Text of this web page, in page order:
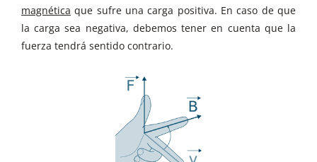
magnética que sufre una carga positiva. En caso de que
la carga sea negativa, debemos tener en cuenta que la
fuerza tendrá sentido contrario.